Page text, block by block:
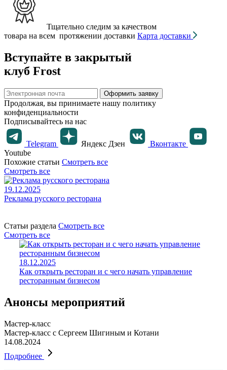
Тщательно следим за качеством
товара на всем протяжении доставки Карта доставки
Вступайте в закрытый
клуб Frost
Оформить заявку
Продолжая, вы принимаете нашу политику
конфиденциальности
Подписывайтесь на нас
Telegram Яндекс Дзен
Вконтакте
Youtube
Похожие статьи Смотреть все
Смотреть все
19.12.2025
Реклама русского ресторана
Статьи раздела Смотреть все
Смотреть все
18.12.2025
Как открыть ресторан и с чего начать управление
ресторанным бизнесом
Анонсы мероприятий
Мастер-класс
Мастер-класс с Сергеем Шигиным и Котани
14.08.2024
Подробнее